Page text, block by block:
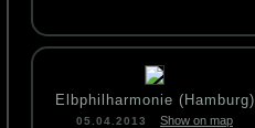
Elbphilharmonie (Hamburg)
05.04.2013 Show on map